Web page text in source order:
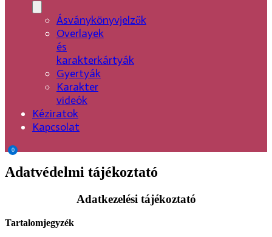
Ásványkönyvjelzők
Overlayek
és
karakterkártyák
Gyertyák
Karakter
videók
Kéziratok
Kapcsolat
0
Adatvédelmi tájékoztató
Adatkezelési tájékoztató
Tartalomjegyzék